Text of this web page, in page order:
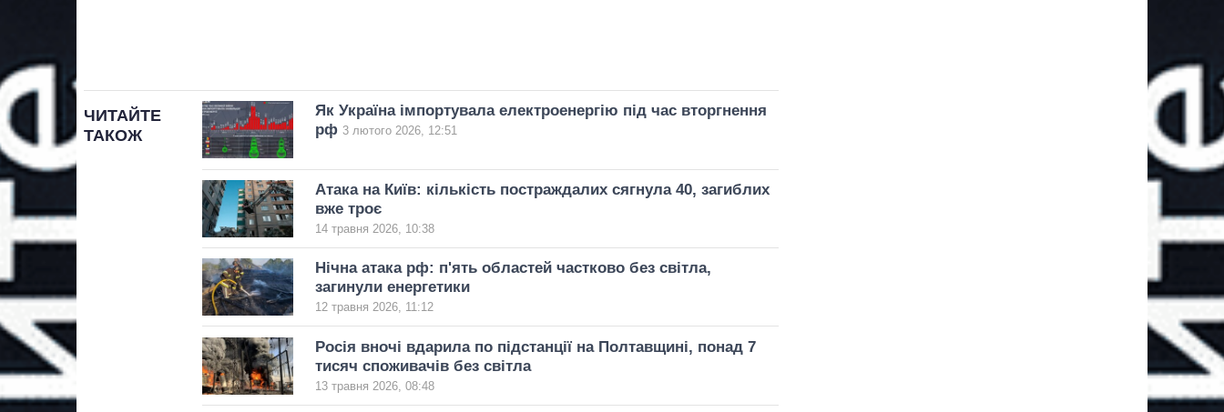
ЧИТАЙТЕ
ТАКОЖ
Як Україна імпортувала електроенергію під час вторгнення
рф 3 лютого 2026, 12:51
Атака на Київ: кількість постраждалих сягнула 40, загиблих
вже троє
14 травня 2026, 10:38
Нічна атака рф: п'ять областей частково без світла,
загинули енергетики
12 травня 2026, 11:12
Росія вночі вдарила по підстанції на Полтавщині, понад 7
тисяч споживачів без світла
13 травня 2026, 08:48